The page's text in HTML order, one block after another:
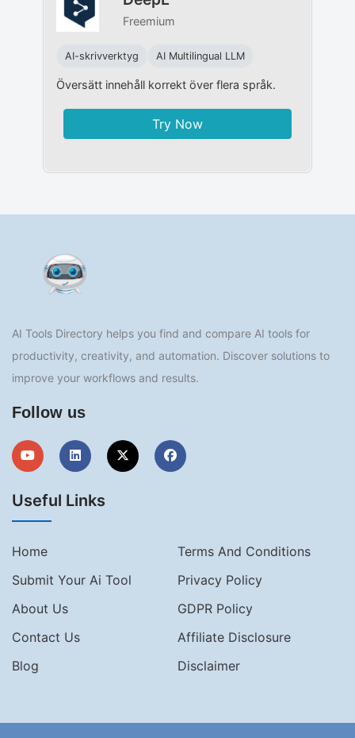
Freemium
AI-skrivverktyg AI Multilingual LLM
Översätt innehåll korrekt över flera språk.
Try Now
AI Tools Directory helps you find and compare AI tools for
productivity, creativity, and automation. Discover solutions to
improve your workflows and results.
Follow us
Useful Links
Home
Terms And Conditions
Submit Your Ai Tool
Privacy Policy
About Us
GDPR Policy
Contact Us
Affiliate Disclosure
Blog
Disclaimer